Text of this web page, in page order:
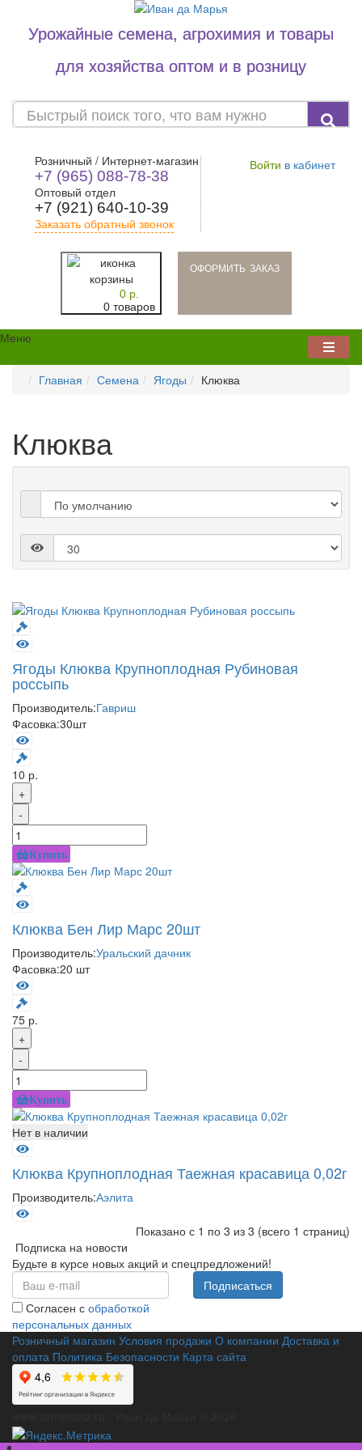
Урожайные семена, агрохимия и товары
для хозяйства оптом и в розницу
Розничный / Интернет-магазин
+7 (965) 088-78-38
Оптовый отдел
+7 (921) 640-10-39
Заказать обратный звонок
Войти в кабинет
oформить заказ
0 р.
0 товаров
Меню
Главная Семена Ягоды Клюква
Клюква
Ягоды Клюква Крупноплодная Рубиновая
россыпь
Производитель:Гавриш
Фасовка:30шт
10 р.
+
-
Купить
Клюква Бен Лир Марс 20шт
Производитель:Уральский дачник
Фасовка:20 шт
75 р.
+
-
Купить
Нет в наличии
Клюква Крупноплодная Таежная красавица 0,02г
Производитель:Аэлита
Показано с 1 по 3 из 3 (всего 1 страниц)
Подписка на новости
Будьте в курсе новых акций и спецпредложений!
Согласен с обработкой
персональных данных
Подписаться
Розничный магазин Условия продажи О компании Доставка и
оплата Политика Безопасности Карта сайта